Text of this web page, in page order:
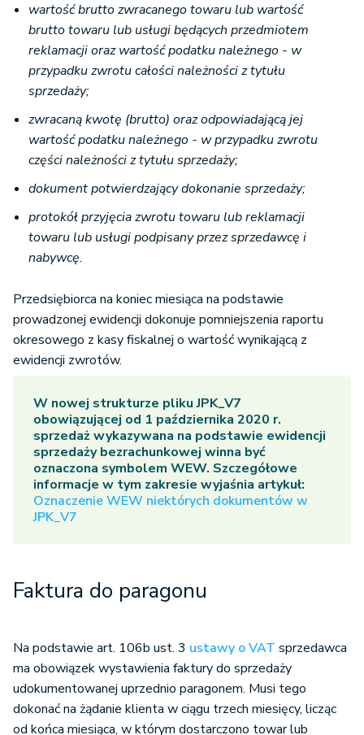
wartość brutto zwracanego towaru lub wartość
brutto towaru lub usługi będących przedmiotem
reklamacji oraz wartość podatku należnego - w
przypadku zwrotu całości należności z tytułu
sprzedaży;
zwracaną kwotę (brutto) oraz odpowiadającą jej
wartość podatku należnego - w przypadku zwrotu
części należności z tytułu sprzedaży;
dokument potwierdzający dokonanie sprzedaży;
protokół przyjęcia zwrotu towaru lub reklamacji
towaru lub usługi podpisany przez sprzedawcę i
nabywcę.
Przedsiębiorca na koniec miesiąca na podstawie
prowadzonej ewidencji dokonuje pomniejszenia raportu
okresowego z kasy fiskalnej o wartość wynikającą z
ewidencji zwrotów.
W nowej strukturze pliku JPK_V7
obowiązującej od 1 października 2020 r.
sprzedaż wykazywana na podstawie ewidencji
sprzedaży bezrachunkowej winna być
oznaczona symbolem WEW. Szczegółowe
informacje w tym zakresie wyjaśnia artykuł:
Oznaczenie WEW niektórych dokumentów w
JPK_V7
Faktura do paragonu
Na podstawie art. 106b ust. 3 ustawy o VAT sprzedawca
ma obowiązek wystawienia faktury do sprzedaży
udokumentowanej uprzednio paragonem. Musi tego
dokonać na żądanie klienta w ciągu trzech miesięcy, licząc
od końca miesiąca, w którym dostarczono towar lub